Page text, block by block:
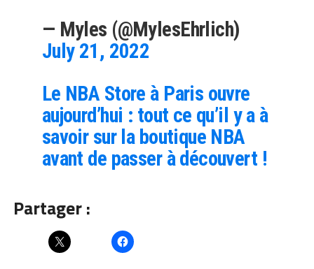
— Myles (@MylesEhrlich)
July 21, 2022
Le NBA Store à Paris ouvre
aujourd’hui : tout ce qu’il y a à
savoir sur la boutique NBA
avant de passer à découvert !
Partager :